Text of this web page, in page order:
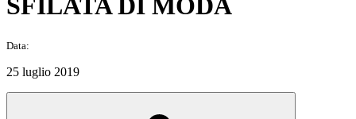
SFILATA DI MODA
Data:
25 luglio 2019